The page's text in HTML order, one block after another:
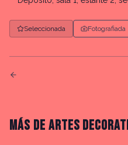
Seleccionada Fotografiada
MÁS DE ARTES